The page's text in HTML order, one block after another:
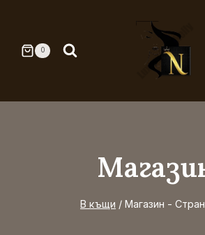
0
В къщи / Магазин -